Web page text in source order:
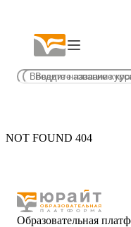
NOT FOUND 404
Образовательная